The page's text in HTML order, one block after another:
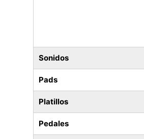
Sonidos
Pads
Platillos
Pedales